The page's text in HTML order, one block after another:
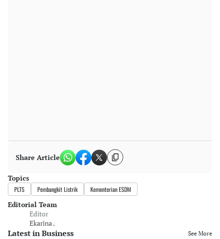
Share Article
Topics
PLTS Pembangkit Listrik Kementerian ESDM
Editorial Team
Editor
Ekarina .
Latest in Business See More